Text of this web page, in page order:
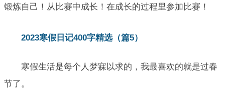
锻炼自己！从比赛中成长！在成长的过程里参加比赛！
2023寒假日记400字精选（篇5）
寒假生活是每个人梦寐以求的，我最喜欢的就是过春
节了。